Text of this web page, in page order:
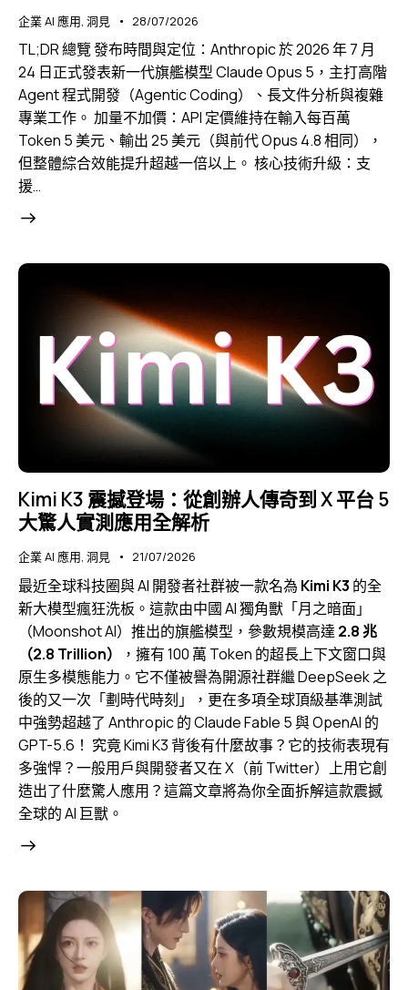
企業 AI 應用, 洞見 28/07/2026
TL;DR 總覽 發布時間與定位：Anthropic 於 2026 年 7 月
24 日正式發表新一代旗艦模型 Claude Opus 5，主打高階
Agent 程式開發（Agentic Coding）、長文件分析與複雜
專業工作。 加量不加價：API 定價維持在輸入每百萬
Token 5 美元、輸出 25 美元（與前代 Opus 4.8 相同），
但整體綜合效能提升超越一倍以上。 核心技術升級：支
援…
Kimi K3 震撼登場：從創辦人傳奇到 X 平台 5
大驚人實測應用全解析
企業 AI 應用, 洞見 21/07/2026
最近全球科技圈與 AI 開發者社群被一款名為 Kimi K3 的全
新大模型瘋狂洗板。這款由中國 AI 獨角獸「月之暗面」
（Moonshot AI）推出的旗艦模型，參數規模高達 2.8 兆
（2.8 Trillion）
，擁有 100 萬 Token 的超長上下文窗口與
原生多模態能力。它不僅被譽為開源社群繼 DeepSeek 之
後的又一次「劃時代時刻」，更在多項全球頂級基準測試
中強勢超越了 Anthropic 的 Claude Fable 5 與 OpenAI 的
GPT-5.6！ 究竟 Kimi K3 背後有什麼故事？它的技術表現有
多強悍？一般用戶與開發者又在 X（前 Twitter）上用它創
造出了什麼驚人應用？這篇文章將為你全面拆解這款震撼
全球的 AI 巨獸。